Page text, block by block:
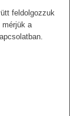
feldolgozzuk
mérjük a